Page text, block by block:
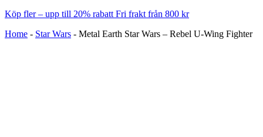
Köp fler – upp till 20% rabattFri frakt från 800 kr
Home - Star Wars - Metal Earth Star Wars – Rebel U-Wing Fighter